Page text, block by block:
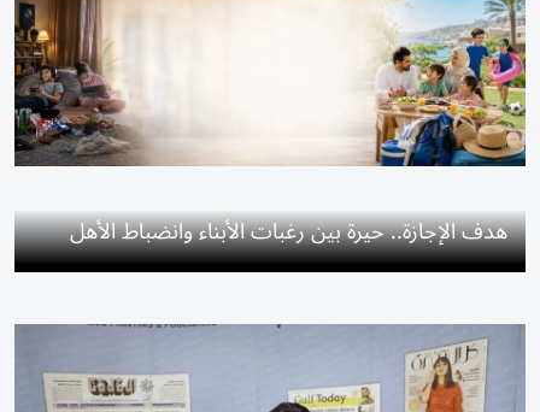
هدف الإجازة.. حيرة بين رغبات الأبناء وانضباط الأهل